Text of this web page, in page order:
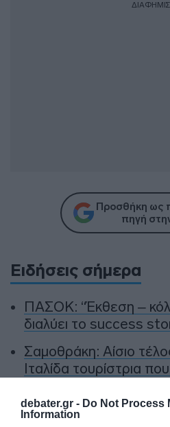
debater.gr - Do Not Process
Information
Προσθήκη ως
πηγή
Ειδήσεις σήμερα
ΠΑΣΟΚ: “Έκθεση –
διαλύει το success
Σαμοθράκη: Αίσιο
Ιταλίδα τουρίστρια
νεαρού ναυαγοσώστη